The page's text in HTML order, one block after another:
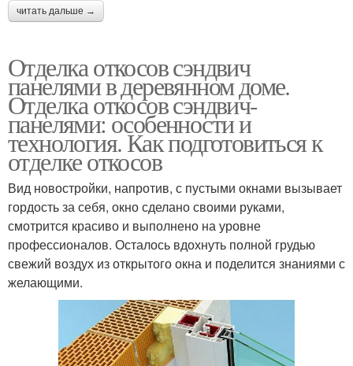
читать дальше →
Отделка откосов сэндвич
панелями в деревянном доме.
Отделка откосов сэндвич-
панелями: особенности и
технология. Как подготовиться к
отделке откосов
Вид новостройки, напротив, с пустыми окнами вызывает
гордость за себя, окно сделано своими руками,
смотрится красиво и выполнено на уровне
профессионалов. Осталось вдохнуть полной грудью
свежий воздух из открытого окна и поделится знаниями с
желающими.